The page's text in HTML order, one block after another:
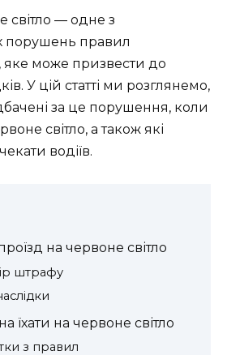
світло — одне з
правил
яке може призвести до
У цій статті ми розглянемо,
за це порушення, коли
світло, а також які
водіїв.
на червоне світло
штрафу
їхати на червоне світло
з правил